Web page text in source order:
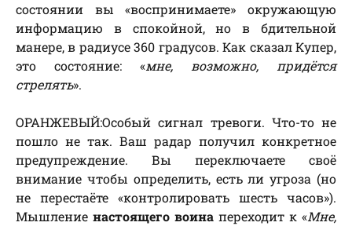
состоянии вы «воспринимаете» окружающую
информацию в спокойной, но в бдительной
манере, в радиусе 360 градусов. Как сказал Купер,
это состояние: «мне, возможно, придётся
стрелять».
ОРАНЖЕВЫЙ:Особый сигнал тревоги. Что-то не
пошло не так. Ваш радар получил конкретное
предупреждение. Вы переключаете своё
внимание чтобы определить, есть ли угроза (но
не перестаёте «контролировать шесть часов»).
Мышление настоящего воина переходит к «Мне,